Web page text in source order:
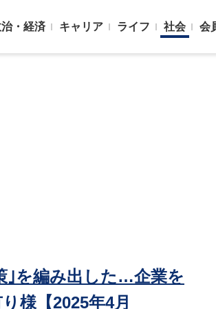
・経済 キャリア ライフ 社会 会
｣を編み出した…企業を
様【2025年4月